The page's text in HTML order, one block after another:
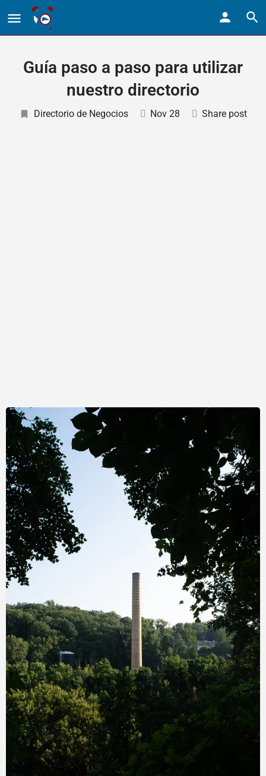
Guía paso a paso para utilizar
nuestro directorio
Directorio de Negocios Nov 28 Share post